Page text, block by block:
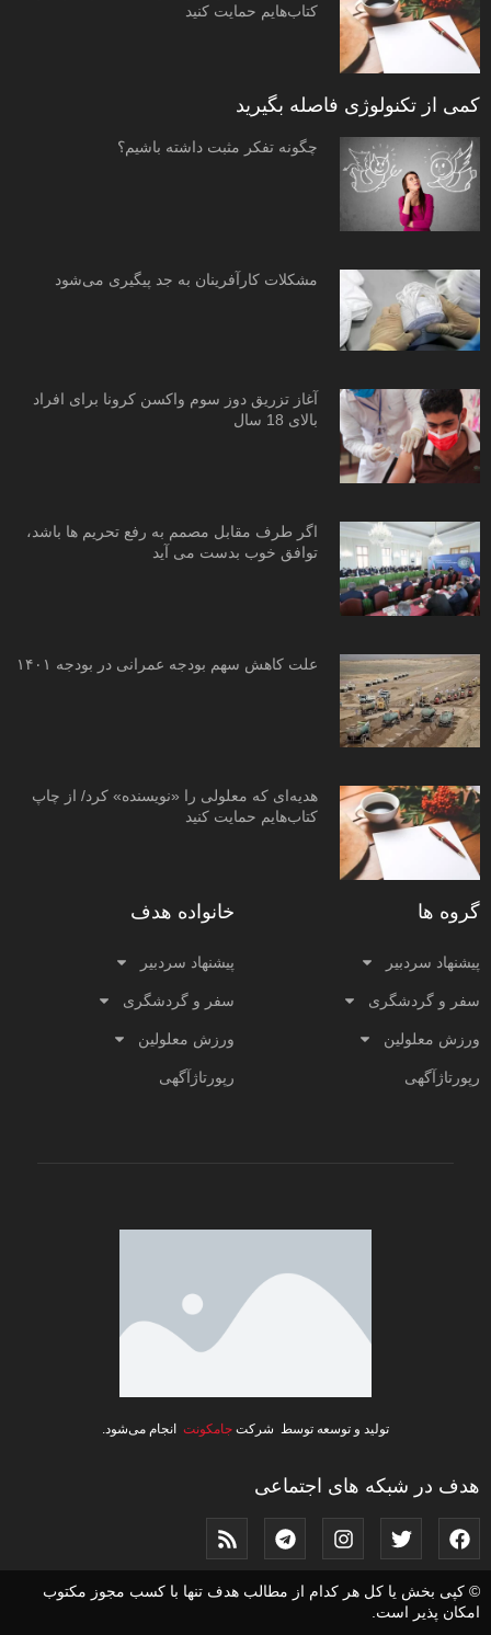
کتاب‌هایم حمایت کنید
کمی از تکنولوژی فاصله بگیرید
چگونه تفکر مثبت داشته باشیم؟
مشکلات کارآفرینان به جد پیگیری می‌شود
آغاز تزریق دوز سوم واکسن کرونا برای افراد
بالای 18 سال
اگر طرف مقابل مصمم به رفع تحریم ها باشد،
توافق خوب بدست می آید
علت کاهش سهم بودجه عمرانی در بودجه ۱۴۰۱
هدیه‌ای که معلولی را «نویسنده» کرد/ از چاپ
کتاب‌هایم حمایت کنید
گروه ها
پیشنهاد سردبیر
سفر و گردشگری
ورزش معلولین
رپورتاژآگهی
خانواده هدف
پیشنهاد سردبیر
سفر و گردشگری
ورزش معلولین
رپورتاژآگهی
تولید و توسعه توسط شرکت جامکونت انجام می‌شود.
هدف در شبکه های اجتماعی
© کپی بخش یا کل هر کدام از مطالب هدف تنها با کسب مجوز مکتوب
امکان پذیر است.